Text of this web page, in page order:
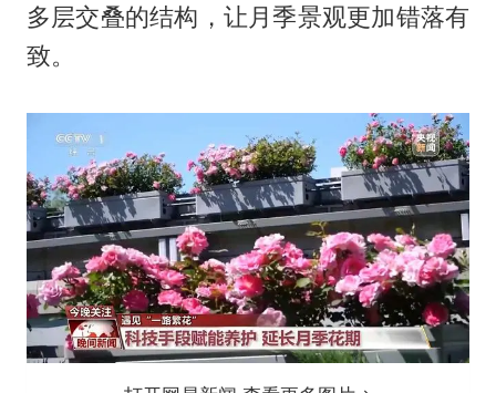
多层交叠的结构，让月季景观更加错落有
致。